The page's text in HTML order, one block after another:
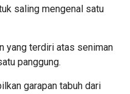
saling mengenal satu
yang terdiri atas seniman
panggung.
garapan tabuh dari